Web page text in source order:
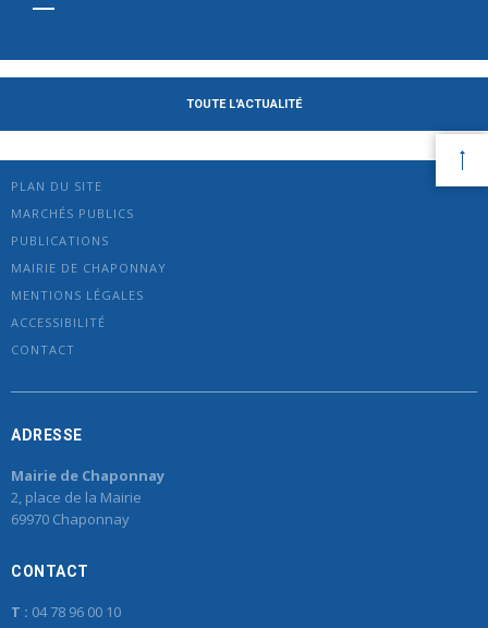
TOUTE L'ACTUALITÉ
PLAN DU SITE
MARCHÉS PUBLICS
PUBLICATIONS
MAIRIE DE CHAPONNAY
MENTIONS LÉGALES
ACCESSIBILITÉ
CONTACT
ADRESSE
Mairie de Chaponnay
2, place de la Mairie
69970 Chaponnay
CONTACT
T : 04 78 96 00 10